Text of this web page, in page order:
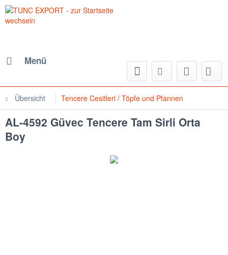
Menü
Übersicht Tencere Cesitleri / Töpfe und Pfannen
AL-4592 Güvec Tencere Tam Sirli Orta
Boy